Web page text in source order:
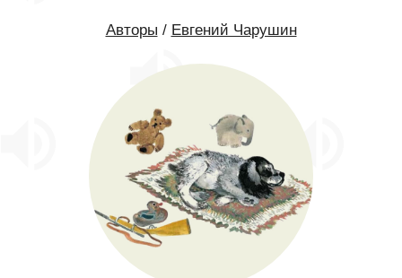
Авторы / Евгений Чарушин